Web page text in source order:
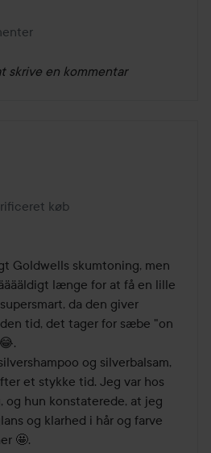
skrive en kommentar
oprettet 1 år
køb
Goldwells skumtoning, men
længe for at få en lille
da den giver
tid, det tager for sæbe "on
og silverbalsam,
et stykke tid. Jeg var hos
og hun konstaterede, at jeg
og klarhed i hår og farve